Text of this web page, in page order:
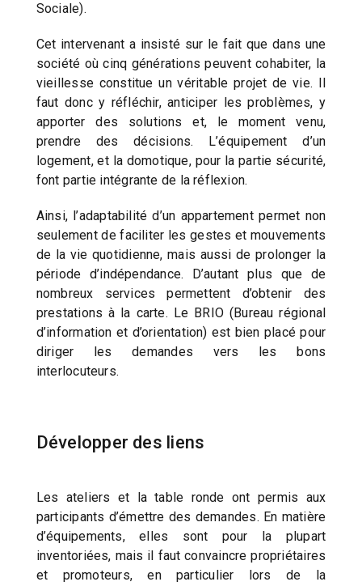
Sociale).
Cet intervenant a insisté sur le fait que dans une
société où cinq générations peuvent cohabiter, la
vieillesse constitue un véritable projet de vie. Il
faut donc y réfléchir, anticiper les problèmes, y
apporter des solutions et, le moment venu,
prendre des décisions. L’équipement d’un
logement, et la domotique, pour la partie sécurité,
font partie intégrante de la réflexion.
Ainsi, l’adaptabilité d’un appartement permet non
seulement de faciliter les gestes et mouvements
de la vie quotidienne, mais aussi de prolonger la
période d’indépendance. D’autant plus que de
nombreux services permettent d’obtenir des
prestations à la carte. Le BRIO (Bureau régional
d’information et d’orientation) est bien placé pour
diriger les demandes vers les bons
interlocuteurs.
Développer des liens
Les ateliers et la table ronde ont permis aux
participants d’émettre des demandes. En matière
d’équipements, elles sont pour la plupart
inventoriées, mais il faut convaincre propriétaires
et promoteurs, en particulier lors de la